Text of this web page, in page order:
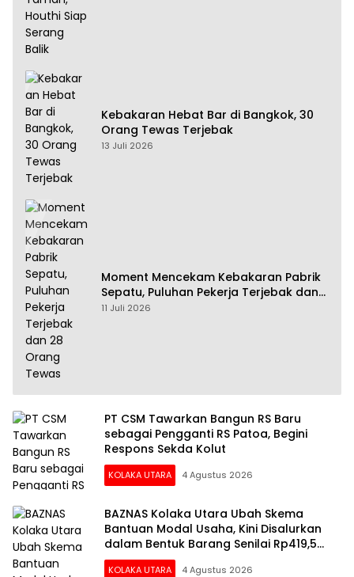
Kebakaran Hebat Bar di Bangkok, 30
Orang Tewas Terjebak
13 Juli 2026
Moment Mencekam Kebakaran Pabrik
Sepatu, Puluhan Pekerja Terjebak dan
28 Orang Tewas
11 Juli 2026
PT CSM Tawarkan Bangun RS Baru
sebagai Pengganti RS Patoa, Begini
Respons Sekda Kolut
KOLAKA UTARA 4 Agustus 2026
BAZNAS Kolaka Utara Ubah Skema
Bantuan Modal Usaha, Kini Disalurkan
dalam Bentuk Barang Senilai Rp419,5
Juta
KOLAKA UTARA 4 Agustus 2026